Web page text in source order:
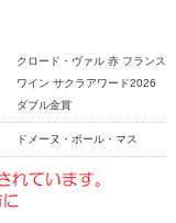
クロード・ヴァル 赤 フランス
ワイン サクラアワード2026
ダブル金賞
ドメーヌ・ポール・マス